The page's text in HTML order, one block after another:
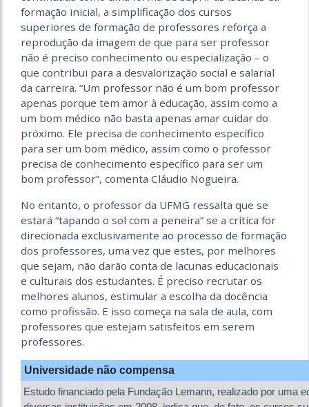
formação inicial, a simplificação dos cursos
superiores de formação de professores reforça a
reprodução da imagem de que para ser professor
não é preciso conhecimento ou especialização – o
que contribui para a desvalorização social e salarial
da carreira. “Um professor não é um bom professor
apenas porque tem amor à educação, assim como a
um bom médico não basta apenas amar cuidar do
próximo. Ele precisa de conhecimento específico
para ser um bom médico, assim como o professor
precisa de conhecimento específico para ser um
bom professor”, comenta Cláudio Nogueira.
No entanto, o professor da UFMG ressalta que se
estará “tapando o sol com a peneira” se a crítica for
direcionada exclusivamente ao processo de formação
dos professores, uma vez que estes, por melhores
que sejam, não darão conta de lacunas educacionais
e culturais dos estudantes. É preciso recrutar os
melhores alunos, estimular a escolha da docência
como profissão. E isso começa na sala de aula, com
professores que estejam satisfeitos em serem
professores.
Universidade não compensa
Estudo financiado pela Fundação Lemann, realizado por uma